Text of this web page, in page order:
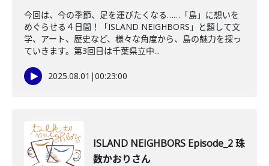
今回は、今の季節、足を運びたくなる……「島」に想いを
めぐらせる４日間！「ISLAND NEIGHBORS」と題して文
学、アート、歴史など、様々な角度から、島の魅力を探っ
ていきます。第3回目は千葉県立中...
2025.08.01 |00:23:00
ISLAND NEIGHBORS Episode_2 珠
数かおりさん